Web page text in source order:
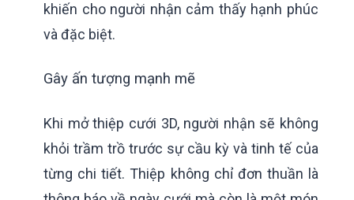
khiến cho người nhận cảm thấy hạnh phúc
và đặc biệt.
Gây ấn tượng mạnh mẽ
Khi mở thiệp cưới 3D, người nhận sẽ không
khỏi trầm trồ trước sự cầu kỳ và tinh tế của
từng chi tiết. Thiệp không chỉ đơn thuần là